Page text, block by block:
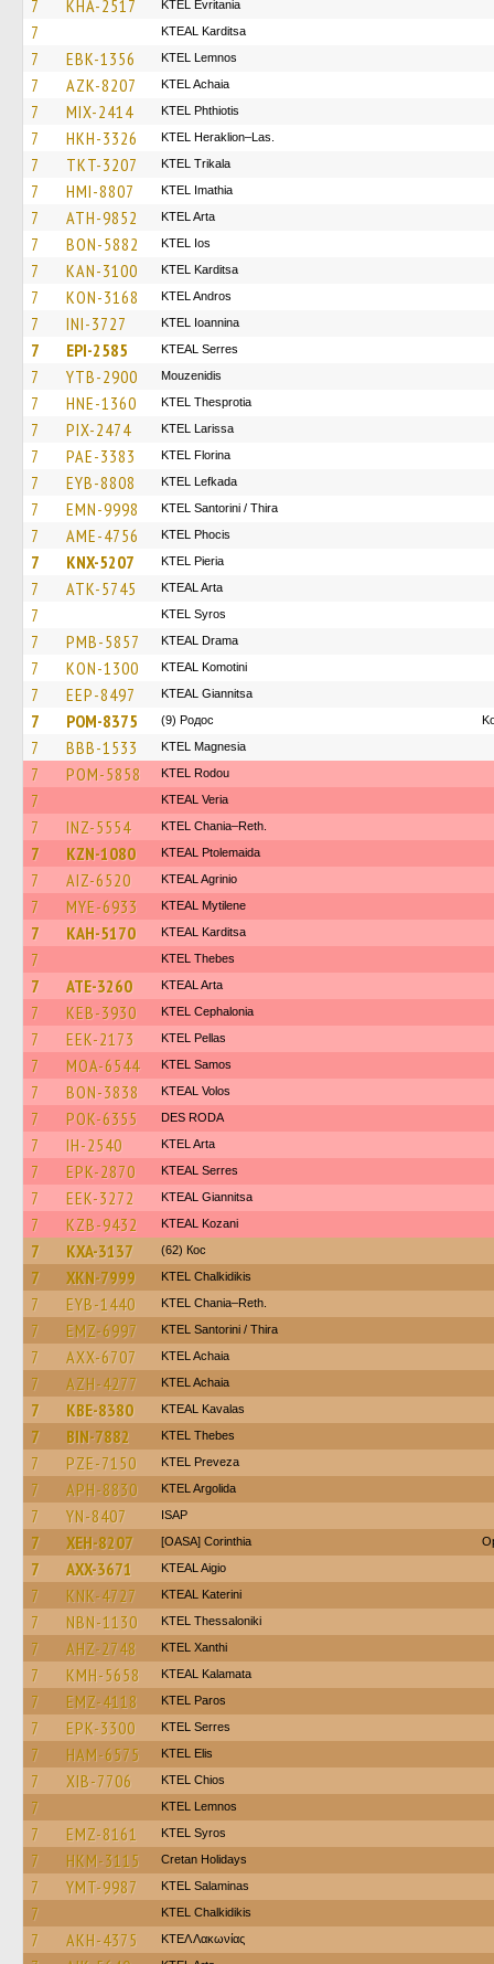
7 KHA-2517 ΚΤΕL Evritania
7 KTEAL Karditsa
7 EBK-1356 KTEL Lemnos
7 AZK-8207 KTEL Achaia
7 MIX-2414 ΚΤΕL Phthiotis
7 HKH-3326 KTEL Heraklion–Las.
7 TKT-3207 ΚΤΕL Τrikala
7 HMI-8807 KTEL Imathia
7 ATH-9852 KTEL Arta
7 BON-5882 KTEL Ios
7 KAN-3100 ΚΤΕL Karditsa
7 KON-3168 KTEL Andros
7 INI-3727 KTEL Ioannina
7 EPI-2585 KTEAL Serres
7 YTB-2900 Mouzenidis
7 HNE-1360 KTEL Thesprotia
7 PIX-2474 KTEL Larissa
7 PAE-3383 KTEL Florina
7 EYB-8808 KTEL Lefkada
7 EMN-9998 KTEL Santorini / Thira
7 AME-4756 ΚΤΕL Phocis
7 KNX-5207 KTEL Pieria
7 ATK-5745 KTEAL Arta
7 KTEL Syros
7 PMB-5857 KTEAL Drama
7 KON-1300 KTEAL Komotini
7 EEP-8497 KTEAL Giannitsa
7 POM-8375 (9) Родос
7 BBB-1533 ΚΤΕL Magnesia
7 POM-5858 ΚΤΕL Rodou
7 KTEAL Veria
7 INZ-5554 KTEL Chania–Reth.
7 KZN-1080 KTEAL Ptolemaida
7 AIZ-6520 KTEAL Agrinio
7 MYE-6933 KTEAL Mytilene
7 KAH-5170 KTEAL Karditsa
7 KTEL Thebes
7 ATE-3260 KTEAL Arta
7 KEB-3930 KTEL Cephalonia
7 EEK-2173 KTEL Pellas
7 MOA-6544 KTEL Samos
7 BON-3838 KTEAL Volos
7 POK-6355 DES RODA
7 IH-2540 KTEL Arta
7 EPK-2870 KTEAL Serres
7 EEK-3272 KTEAL Giannitsa
7 KZB-9432 KTEAL Kozani
7 KXA-3137 (62) Кос
7 XKN-7999 ΚΤΕL Chalkidikis
7 EYB-1440 KTEL Chania–Reth.
7 EMZ-6997 KTEL Santorini / Thira
7 AXX-6707 KTEL Achaia
7 AZH-4277 KTEL Achaia
7 KBE-8380 KTEAL Kavalas
7 BIN-7882 KTEL Thebes
7 PZE-7150 KTEL Preveza
7 APH-8830 KTEL Argolida
7 YN-8407 ISAP
7 XEH-8207 [OASA] Corinthia
7 AXX-3671 KTEAL Aigio
7 KNK-4727 KTEAL Katerini
7 NBN-1130 KTEL Thessaloniki
7 AHZ-2748 KTEL Xanthi
7 KMH-5658 KTEAL Kalamata
7 EMZ-4118 KTEL Paros
7 EPK-3300 KTEL Serres
7 HAM-6575 KTEL Elis
7 XIB-7706 KTEL Chios
7 KTEL Lemnos
7 EMZ-8161 KTEL Syros
7 HKM-3115 Cretan Holidays
7 YMT-9987 KTEL Salaminas
7 ΚΤΕL Chalkidikis
7 AKH-4375 ΚΤΕΛ Λακωνίας